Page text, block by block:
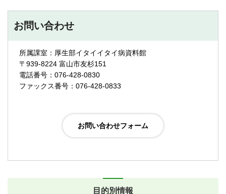
お問い合わせ
所属課室：厚生部イタイイタイ病資料館
〒939-8224 富山市友杉151
電話番号：076-428-0830
ファックス番号：076-428-0833
目的別情報